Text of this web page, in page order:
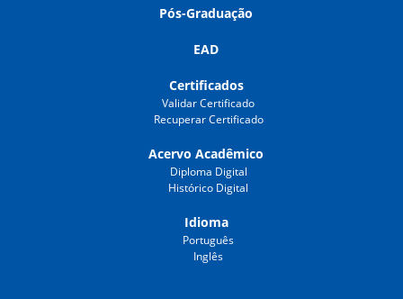
Pós-Graduação
EAD
Certificados
Validar Certificado
Recuperar Certificado
Acervo Acadêmico
Diploma Digital
Histórico Digital
Idioma
Português
Inglês